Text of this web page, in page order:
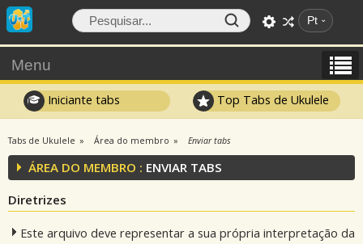
Pt
Menu
Iniciante tabs Top Tabs de Ukulele
Tabs de Ukulele Área do membro Enviar tabs
ÁREA DO MEMBRO : ENVIAR TABS
Diretrizes
Este arquivo deve representar a sua própria interpretação da